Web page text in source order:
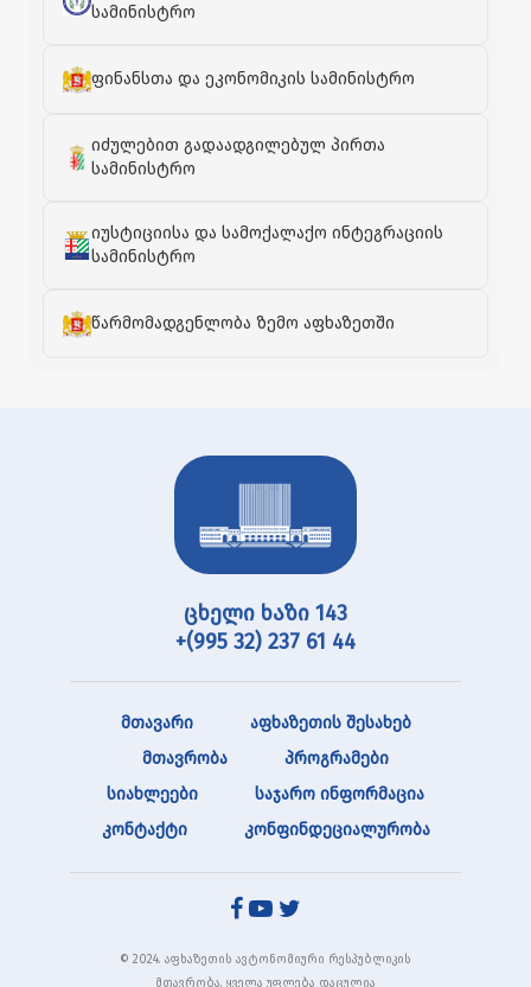
სამინისტრო
ფინანსთა და ეკონომიკის სამინისტრო
იძულებით გადაადგილებულ პირთა
სამინისტრო
იუსტიციისა და სამოქალაქო ინტეგრაციის
სამინისტრო
წარმომადგენლობა ზემო აფხაზეთში
ცხელი ხაზი 143
+(995 32) 237 61 44
მთავარი
აფხაზეთის შესახებ
მთავრობა
პროგრამები
სიახლეები
საჯარო ინფორმაცია
კონტაქტი
კონფინდეციალურობა
© 2024. აფხაზეთის ავტონომიური რესპუბლიკის
მთავრობა. ყველა უფლება დაცულია